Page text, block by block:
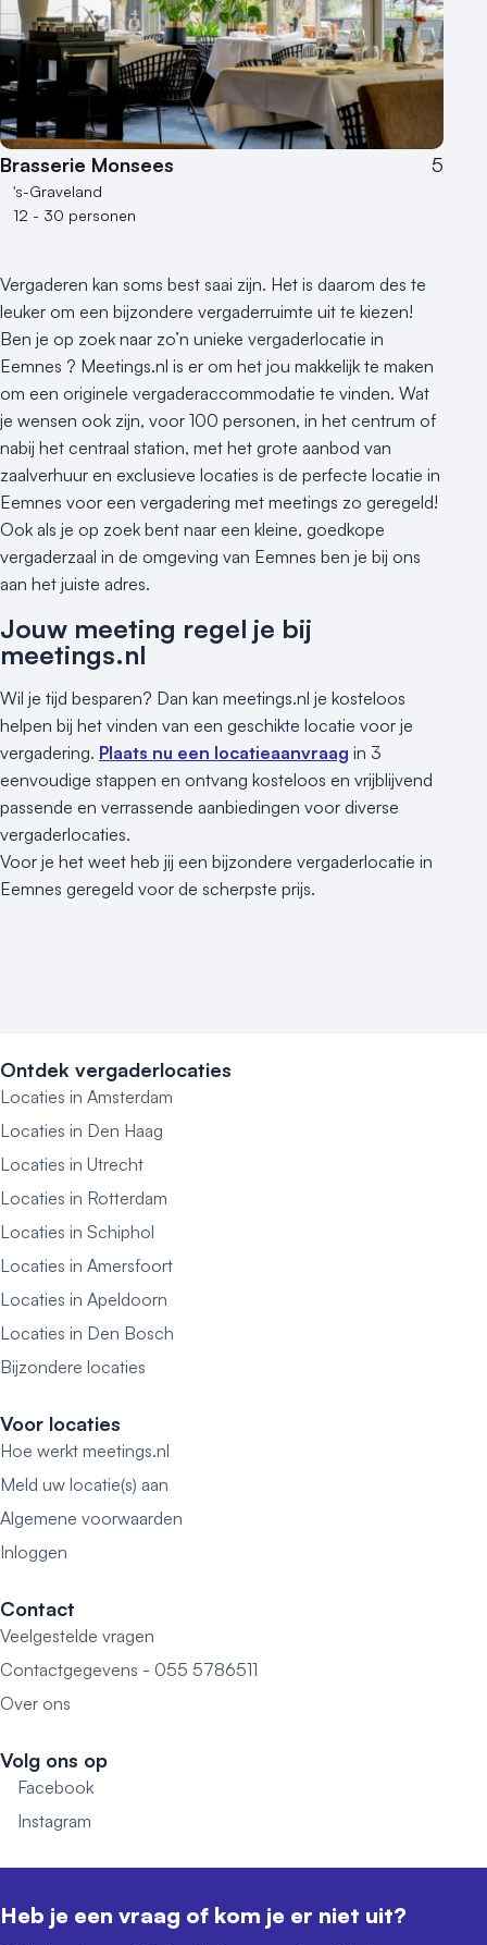
Brasserie Monsees 5
's-Graveland
12 - 30 personen
Vergaderen kan soms best saai zijn. Het is daarom des te
leuker om een bijzondere vergaderruimte uit te kiezen!
Ben je op zoek naar zo’n unieke vergaderlocatie in
Eemnes ? Meetings.nl is er om het jou makkelijk te maken
om een originele vergaderaccommodatie te vinden. Wat
je wensen ook zijn, voor 100 personen, in het centrum of
nabij het centraal station, met het grote aanbod van
zaalverhuur en exclusieve locaties is de perfecte locatie in
Eemnes voor een vergadering met meetings zo geregeld!
Ook als je op zoek bent naar een kleine, goedkope
vergaderzaal in de omgeving van Eemnes ben je bij ons
aan het juiste adres.
Jouw meeting regel je bij
meetings.nl
Wil je tijd besparen? Dan kan meetings.nl je kosteloos
helpen bij het vinden van een geschikte locatie voor je
vergadering. Plaats nu een locatieaanvraag in 3
eenvoudige stappen en ontvang kosteloos en vrijblijvend
passende en verrassende aanbiedingen voor diverse
vergaderlocaties.
Voor je het weet heb jij een bijzondere vergaderlocatie in
Eemnes geregeld voor de scherpste prijs.
Ontdek vergaderlocaties
Locaties in Amsterdam
Locaties in Den Haag
Locaties in Utrecht
Locaties in Rotterdam
Locaties in Schiphol
Locaties in Amersfoort
Locaties in Apeldoorn
Locaties in Den Bosch
Bijzondere locaties
Voor locaties
Hoe werkt meetings.nl
Meld uw locatie(s) aan
Algemene voorwaarden
Inloggen
Contact
Veelgestelde vragen
Contactgegevens - 055 5786511
Over ons
Volg ons op
Facebook
Instagram
Heb je een vraag of kom je er niet uit?